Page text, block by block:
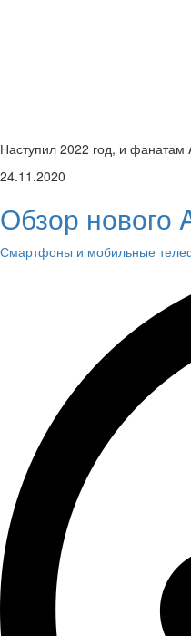
Наступил 2022 год, и фанатам
24.11.2020
Обзор нового
Смартфоны и мобильные